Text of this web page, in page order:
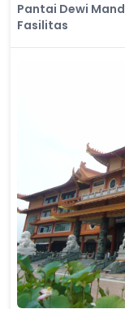
Pantai Dewi
Fasilitas